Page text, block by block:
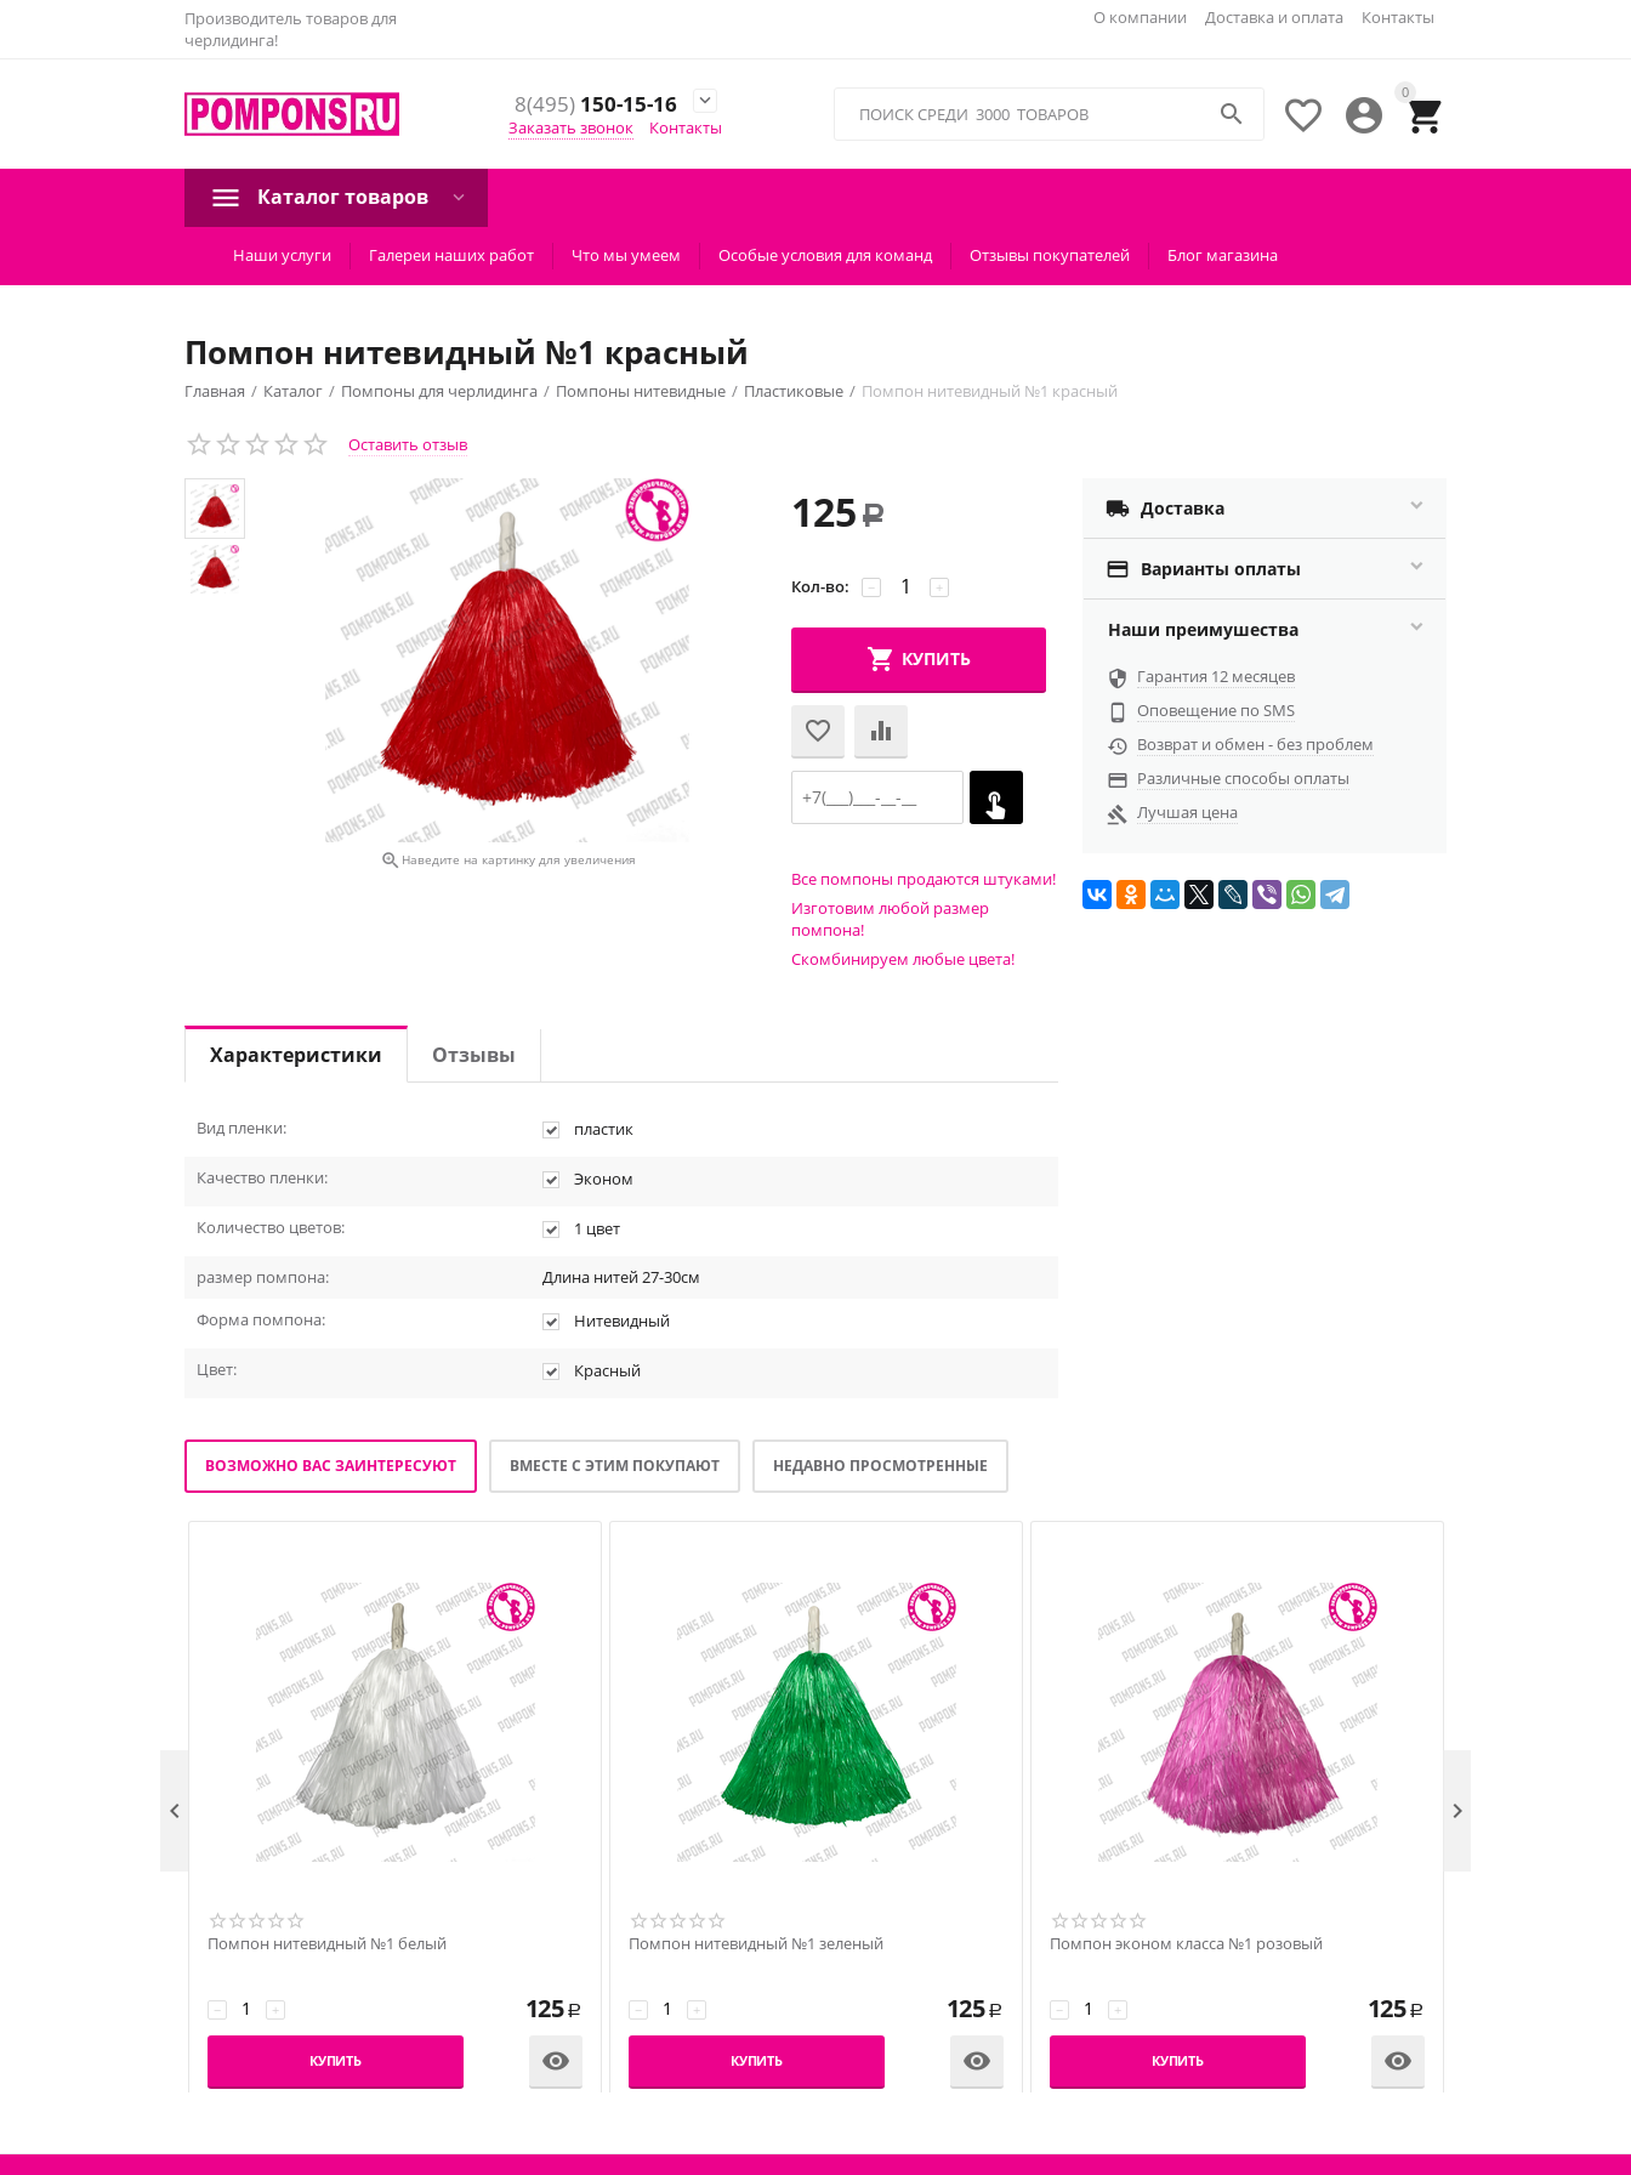
Производитель товаров для
черлидинга!
О компании Доставка и оплата Контакты
8(495)150-15-16

Заказать звонок
Контакты
0




Каталог товаров
Наши услуги Галереи наших работ Что мы умеем Особые условия для команд Отзывы покупателей Блог магазина
Помпон нитевидный №1 красный
Главная / Каталог / Помпоны для черлидинга / Помпоны нитевидные / Пластиковые / Помпон нитевидный №1 красный
Оставить отзыв
 Наведите на картинку для увеличения
125 Р
Кол-во: +
−
КУПИТЬ
Все помпоны продаются штуками!
Изготовим любой размер
помпона!
Скомбинируем любые цвета!
 Доставка
 Варианты оплаты
Наши преимушества
 Гарантия 12 месяцев

Оповещение по SMS
 Возврат и обмен - без проблем
 Различные способы оплаты
 Лучшая цена
Характеристики Отзывы
Вид пленки: пластик
Качество пленки: Эконом
Количество цветов: 1 цвет
размер помпона:
Длина нитей 27-30см
Форма помпона:
Нитевидный
Цвет: Красный
ВОЗМОЖНО ВАС ЗАИНТЕРЕСУЮТ ВМЕСТЕ С ЭТИМ ПОКУПАЮТ НЕДАВНО ПРОСМОТРЕННЫЕ
Помпон нитевидный №1 белый
+
− 125 Р
КУПИТЬ 
Помпон нитевидный №1 зеленый
+
− 125 Р
КУПИТЬ 
Помпон эконом класса №1 розовый
+
− 125 Р
КУПИТЬ 
 